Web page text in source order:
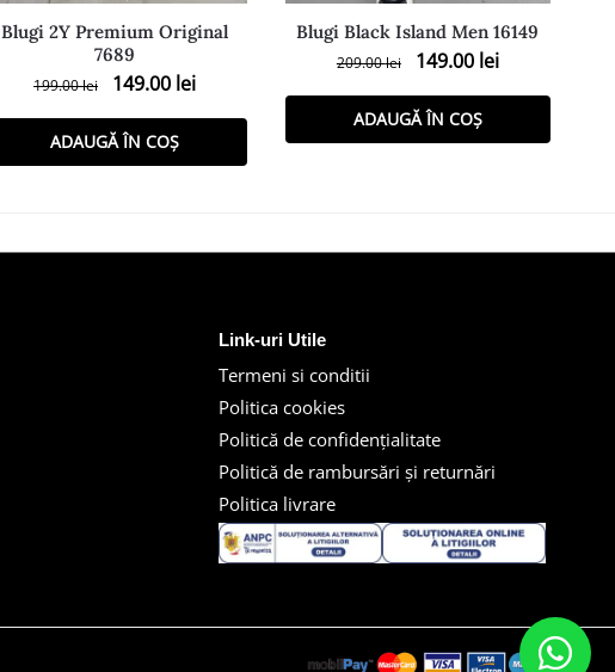
Blugi 2Y Premium Original
7689
199.00lei 149.00 lei
ADAUGĂ ÎN COȘ
Blugi Black Island Men 16149
209.00lei 149.00 lei
ADAUGĂ ÎN COȘ
Link-uri Utile
Termeni si conditii
Politica cookies
Politică de confidențialitate
Politică de rambursări și returnări
Politica livrare